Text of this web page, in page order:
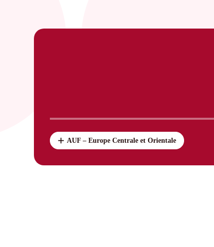
AUF – Europe Centrale et Orientale